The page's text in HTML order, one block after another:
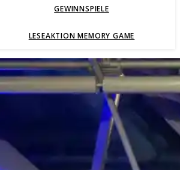
GEWINNSPIELE
LESEAKTION MEMORY GAME